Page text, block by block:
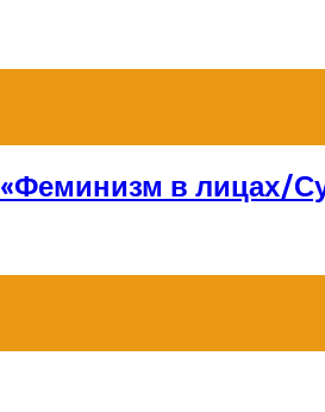
«Феминизм в лицах/